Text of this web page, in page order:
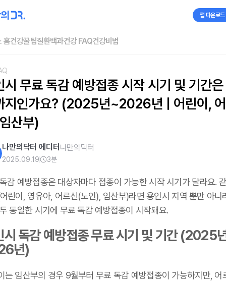
앱 다운로드
홈건강꿀팁질환백과건강 FAQ건강비법
시 무료 독감 예방접종 시작 시기 및 기간
지인가요? (2025년~2026년 | 어린이,
산부)
나만의닥터 에디터 나만의닥터
2025.09.19 3분
감 예방접종은 대상자마다 접종이 가능한 시작 시기가 달라요.
린이, 영유아, 어르신(노인), 임산부)라면 용인시 지역 뿐만 아니
동일한 시기에 무료 독감 예방접종이 시작돼요.
시 독감 예방접종 무료 시기 및 기간 (2025
년)
는 임산부의 경우 9월부터 무료 독감 예방접종이 가능하지만, 어